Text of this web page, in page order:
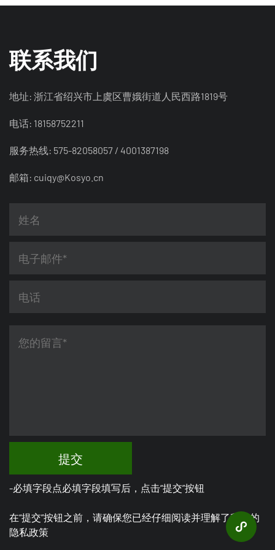
联系我们
地址: 浙江省绍兴市上虞区曹娥街道人民西路1819号
电话: 18158752211
服务热线: 575-82058057 / 4001387198
邮箱: cuiqy@Kosyo.cn
提交
-必填字段点必填字段填写后，点击“提交”按钮
在“提交”按钮之前，请确保您已经仔细阅读并理解了我们的
隐私政策